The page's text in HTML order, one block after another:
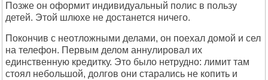
Позже он оформит индивидуальный полис в пользу
детей. Этой шлюхе не достанется ничего.
Покончив с неотложными делами, он поехал домой и сел
на телефон. Первым делом аннулировал их
единственную кредитку. Это было нетрудно: лимит там
стоял небольшой, долгов они старались не копить и